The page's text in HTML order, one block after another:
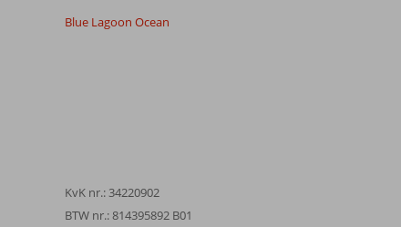
Blue Lagoon Ocean
KvK nr.: 34220902
BTW nr.: 814395892 B01